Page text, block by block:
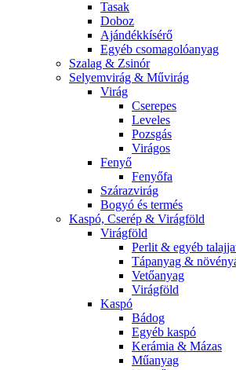
Tasak
Doboz
Ajándékkísérő
Egyéb csomagolóanyag
Szalag & Zsinór
Selyemvirág & Művirág
Virág
Cserepes
Leveles
Pozsgás
Virágos
Fenyő
Fenyőfa
Szárazvirág
Bogyó és termés
Kaspó, Cserép & Virágföld
Virágföld
Perlit & egyéb
Tápanyag &
Vetőanyag
Virágföld
Kaspó
Bádog
Egyéb kaspó
Kerámia & Mázas
Műanyag